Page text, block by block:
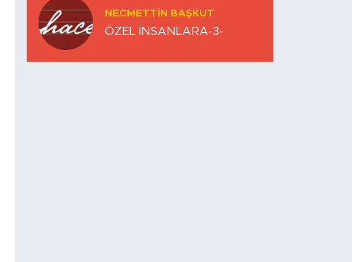
NECMETTIN BAŞKUT
ÖZEL İNSANLARA-3-